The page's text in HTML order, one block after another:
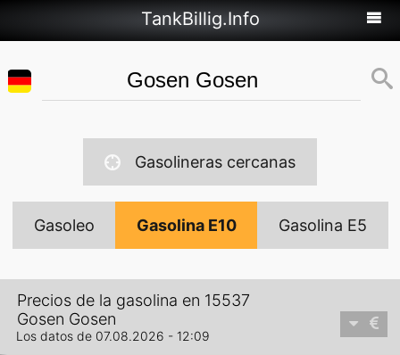
TankBillig.Info
Gasolineras cercanas
Gasoleo Gasolina E10 Gasolina E5
Precios de la gasolina en 15537
Gosen Gosen
Los datos de 07.08.2026 - 12:09